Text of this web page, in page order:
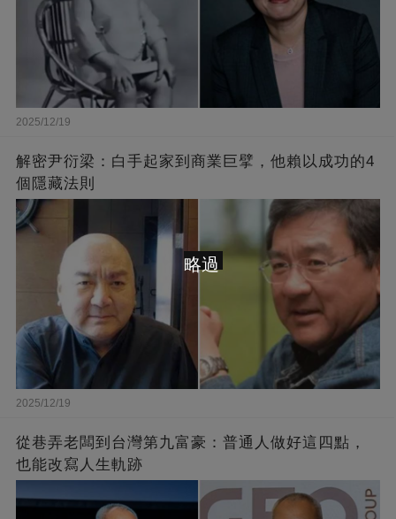
2025/12/19
解密尹衍梁：白手起家到商業巨擘，他賴以成功的4
個隱藏法則
2025/12/19
從巷弄老闆到台灣第九富豪：普通人做好這四點，
也能改寫人生軌跡
略過